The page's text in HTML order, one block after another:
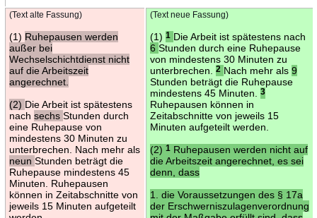
(Text alte Fassung)
(1) Ruhepausen werden
außer bei
Wechselschichtdienst nicht
auf die Arbeitszeit
angerechnet.
(2) Die Arbeit ist spätestens
nach sechs Stunden durch
eine Ruhepause von
mindestens 30 Minuten zu
unterbrechen. Nach mehr als
neun Stunden beträgt die
Ruhepause mindestens 45
Minuten. Ruhepausen
können in Zeitabschnitte von
jeweils 15 Minuten aufgeteilt
(Text neue Fassung)
(1) 1 Die Arbeit ist spätestens nach
6 Stunden durch eine Ruhepause
von mindestens 30 Minuten zu
unterbrechen.
2 Nach mehr als 9
Stunden beträgt die Ruhepause
mindestens 45 Minuten.
3
Ruhepausen können in
Zeitabschnitte von jeweils 15
Minuten aufgeteilt werden.
(2) 1Ruhepausen werden nicht auf
die Arbeitszeit angerechnet, es sei
denn, dass
1. die Voraussetzungen des § 17a
der Erschwerniszulagenverordnung